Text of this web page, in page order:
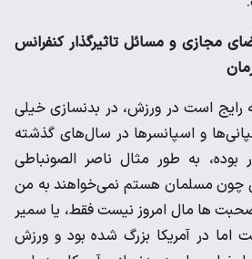
مجازی و مسائل تاثیرگذار کنفرانس
است در ورزش، در بدنسازی خیلی
و اسپانسرها در سال‌های گذشته
بوده، به طور مثال ناصر الصونباطی
مسلمان هستم نمی‌خواهند به من
صحبت ها مال امروز نیست فقط، یا سمیر
اما در آمریکا بزرگ شده بود و ورزش